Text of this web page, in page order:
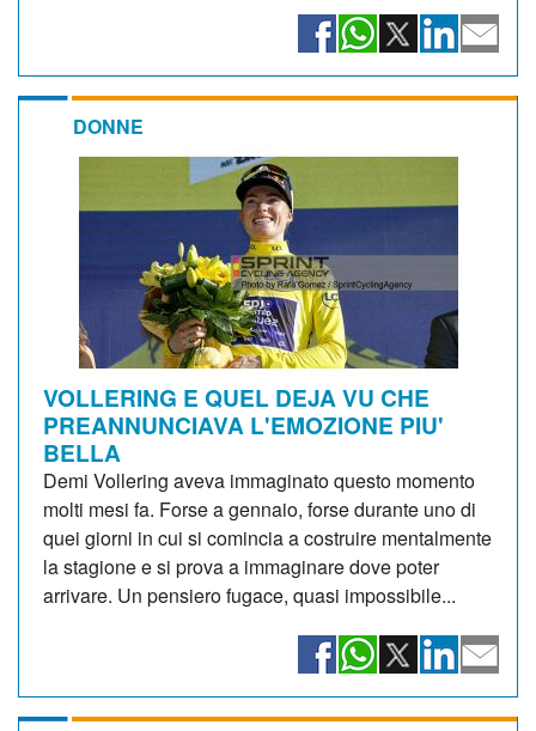
DONNE
VOLLERING E QUEL DEJA VU CHE
PREANNUNCIAVA L'EMOZIONE PIU'
BELLA
Demi Vollering aveva immaginato questo momento
molti mesi fa. Forse a gennaio, forse durante uno di
quei giorni in cui si comincia a costruire mentalmente
la stagione e si prova a immaginare dove poter
arrivare. Un pensiero fugace, quasi impossibile...